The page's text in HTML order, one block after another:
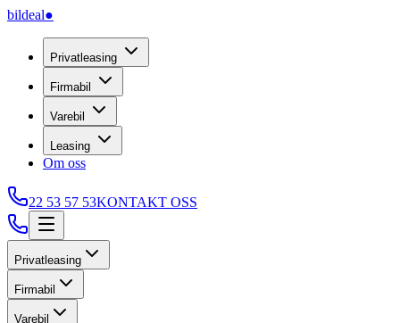
bildeal●
Privatleasing
Firmabil
Varebil
Leasing
Om oss
22 53 57 53KONTAKT OSS
Privatleasing
Firmabil
Varebil